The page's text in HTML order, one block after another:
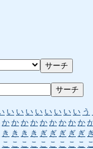
い い い い い い い い う
か か か か か か か か か
き き き き ぎ ぎ ぎ ぎ ぎ
こ こ こ こ こ こ こ こ こ こ